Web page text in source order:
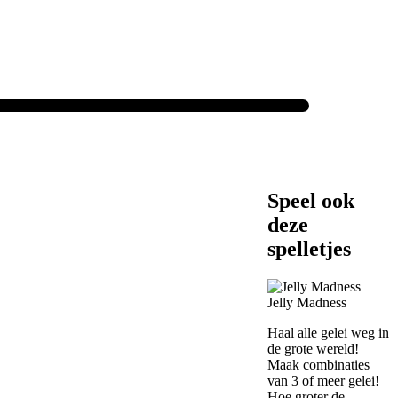
Speel ook
deze
spelletjes
Jelly Madness
Haal alle gelei weg in
de grote wereld!
Maak combinaties
van 3 of meer gelei!